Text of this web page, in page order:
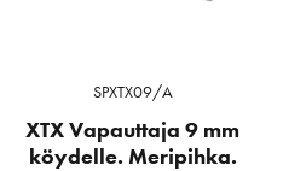
SPXTX09/A
XTX Vapauttaja 9 mm
köydelle. Meripihka.